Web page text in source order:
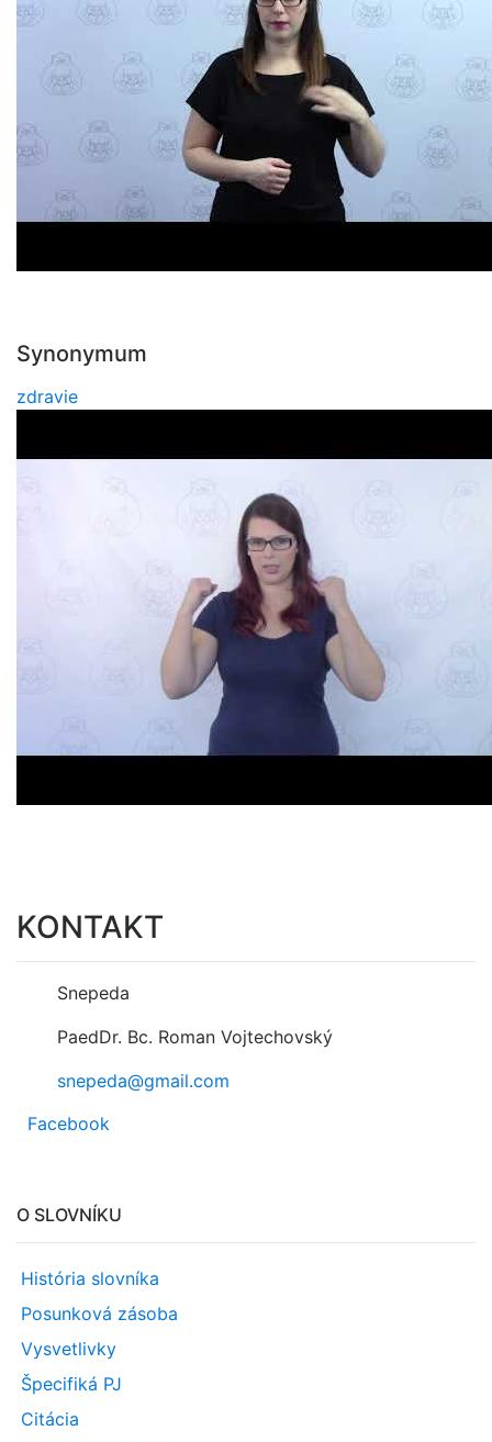
Synonymum
zdravie
KONTAKT
Snepeda
PaedDr. Bc. Roman Vojtechovský
snepeda@gmail.com
Facebook
O SLOVNÍKU
História slovníka
Posunková zásoba
Vysvetlivky
Špecifiká PJ
Citácia